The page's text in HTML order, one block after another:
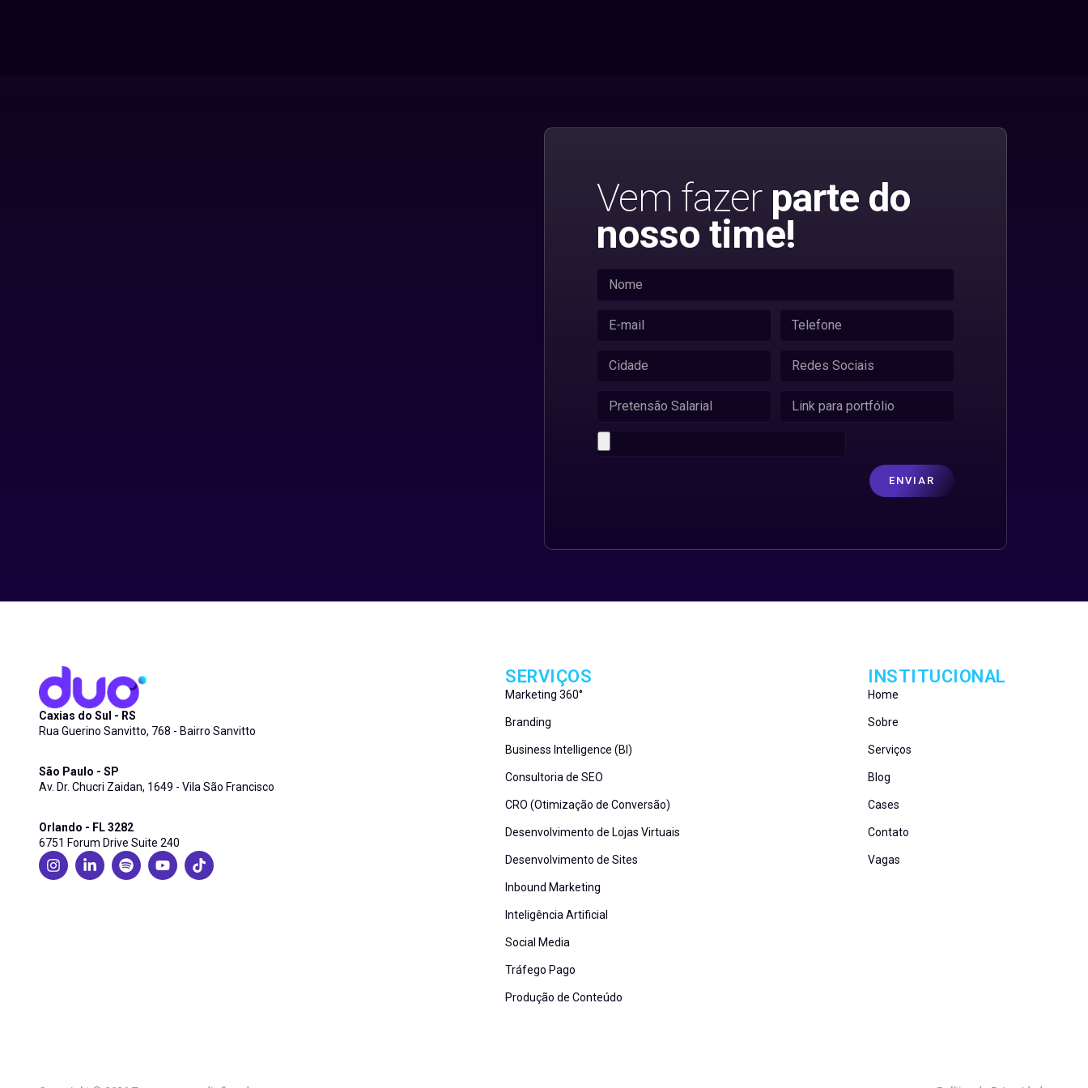
Vem fazer parte do
nosso time!
ENVIAR
Caxias do Sul - RS
Rua Guerino Sanvitto, 768 - Bairro Sanvitto
São Paulo - SP
Av. Dr. Chucri Zaidan, 1649 - Vila São Francisco
Orlando - FL 3282
6751 Forum Drive Suite 240
SERVIÇOS
Marketing 360°
Branding
Business Intelligence (BI)
Consultoria de SEO
CRO (Otimização de Conversão)
Desenvolvimento de Lojas Virtuais
Desenvolvimento de Sites
Inbound Marketing
Inteligência Artificial
Social Media
Tráfego Pago
Produção de Conteúdo
INSTITUCIONAL
Home
Sobre
Serviços
Blog
Cases
Contato
Vagas